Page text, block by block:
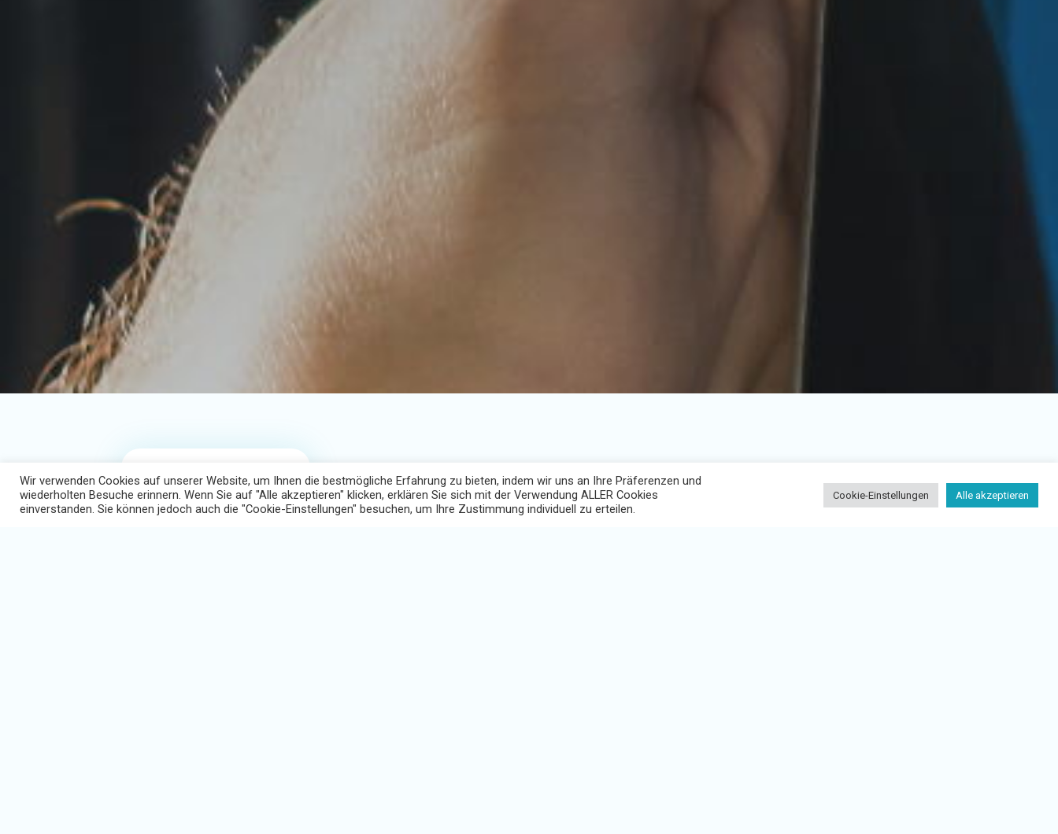
Bien entendu, toutes les informations ou tous les documents ne sont pas destinés à tous les
Wir verwenden Cookies auf unserer Website, um Ihnen die bestmögliche Erfahrung zu bieten, indem wir uns an Ihre Präferenzen und
wiederholten Besuche erinnern. Wenn Sie auf "Alle akzeptieren" klicken, erklären Sie sich mit der Verwendung ALLER Cookies
einverstanden. Sie können jedoch auch die "Cookie-Einstellungen" besuchen, um Ihre Zustimmung individuell zu erteilen.
Cookie-Einstellungen Alle akzeptieren